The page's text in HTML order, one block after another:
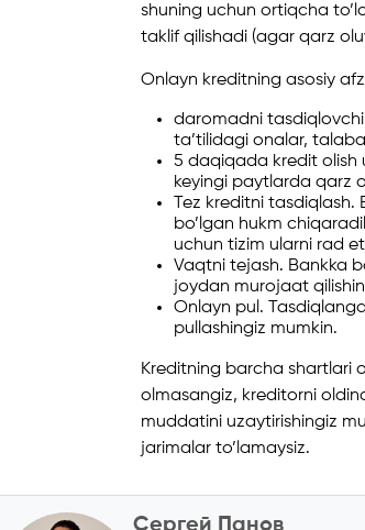
shuning uchun ortiqcha
taklif qilishadi (agar qarz
Onlayn kreditning asosiy
daromadni tasdiqlovchi
ta’tilidagi onalar,
5 daqiqada kredit olish
keyingi paytlarda qarz
Tez kreditni
bo’lgan hukm
uchun tizim ularni rad
Vaqtni tejash. Bankka
joydan murojaat
Onlayn pul.
pullashingiz mumkin.
Kreditning barcha shartlari
olmasangiz, kreditorni
muddatini uzaytirishingiz
jarimalar to’lamaysiz.
Сергей Панов